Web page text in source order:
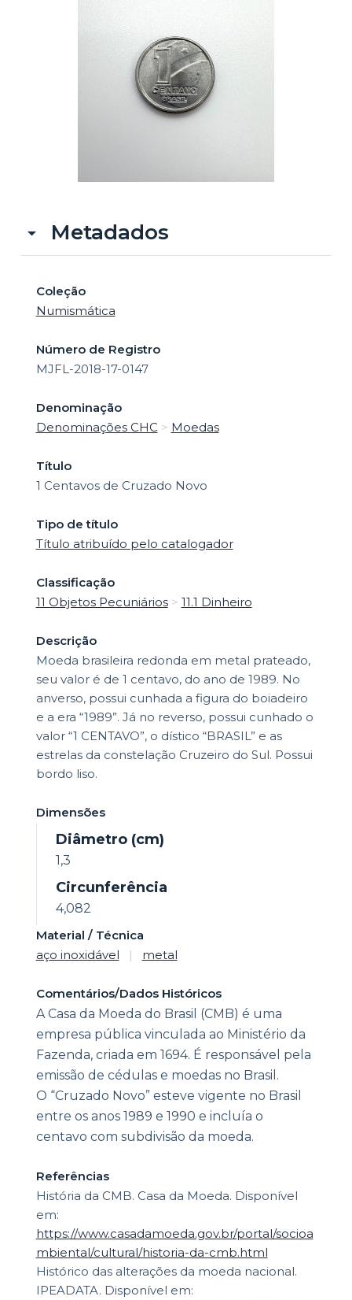
Metadados
Coleção
Numismática
Número de Registro
MJFL-2018-17-0147
Denominação
Denominações CHC > Moedas
Título
1 Centavos de Cruzado Novo
Tipo de título
Título atribuído pelo catalogador
Classificação
11 Objetos Pecuniários> 11.1 Dinheiro
Descrição
Moeda brasileira redonda em metal prateado,
seu valor é de 1 centavo, do ano de 1989. No
anverso, possui cunhada a figura do boiadeiro
e a era “1989”. Já no reverso, possui cunhado o
valor “1 CENTAVO”, o dístico “BRASIL” e as
estrelas da constelação Cruzeiro do Sul. Possui
bordo liso.
Dimensões
Diâmetro (cm)
1,3
Circunferência
4,082
Material / Técnica
aço inoxidável
| metal
Comentários/Dados Históricos
A Casa da Moeda do Brasil (CMB) é uma
empresa pública vinculada ao Ministério da
Fazenda, criada em 1694. É responsável pela
emissão de cédulas e moedas no Brasil.
O “Cruzado Novo” esteve vigente no Brasil
entre os anos 1989 e 1990 e incluía o
centavo com subdivisão da moeda.
Referências
História da CMB. Casa da Moeda. Disponível
em:
https://www.casadamoeda.gov.br/portal/socioa
mbiental/cultural/historia-da-cmb.html
Histórico das alterações da moeda nacional.
IPEADATA. Disponível em: